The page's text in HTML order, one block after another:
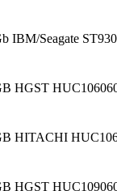
IBM/Seagate
HGST
HITACHI
HGST